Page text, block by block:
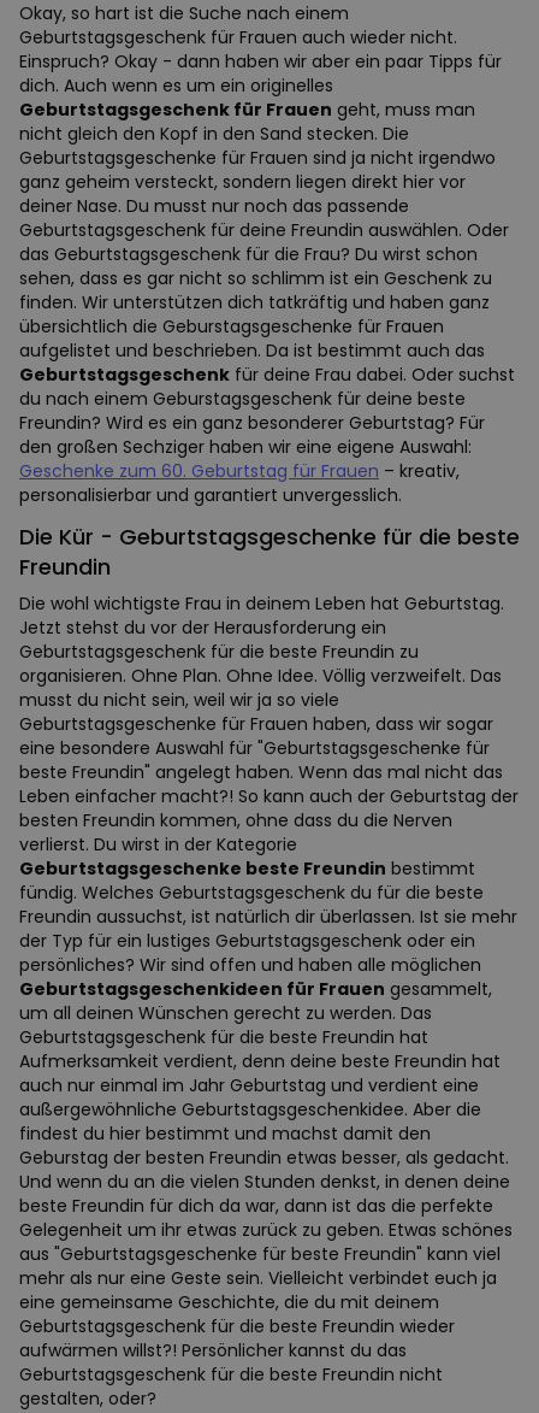
Okay, so hart ist die Suche nach einem
Geburtstagsgeschenk für Frauen auch wieder nicht.
Einspruch? Okay - dann haben wir aber ein paar Tipps für
dich. Auch wenn es um ein originelles
Geburtstagsgeschenk für Frauen geht, muss man
nicht gleich den Kopf in den Sand stecken. Die
Geburtstagsgeschenke für Frauen sind ja nicht irgendwo
ganz geheim versteckt, sondern liegen direkt hier vor
deiner Nase. Du musst nur noch das passende
Geburtstagsgeschenk für deine Freundin auswählen. Oder
das Geburtstagsgeschenk für die Frau? Du wirst schon
sehen, dass es gar nicht so schlimm ist ein Geschenk zu
finden. Wir unterstützen dich tatkräftig und haben ganz
übersichtlich die Geburstagsgeschenke für Frauen
aufgelistet und beschrieben. Da ist bestimmt auch das
Geburtstagsgeschenk für deine Frau dabei. Oder suchst
du nach einem Geburstagsgeschenk für deine beste
Freundin? Wird es ein ganz besonderer Geburtstag? Für
den großen Sechziger haben wir eine eigene Auswahl:
Geschenke zum 60. Geburtstag für Frauen – kreativ,
personalisierbar und garantiert unvergesslich.
Die Kür - Geburtstagsgeschenke für die beste
Freundin
Die wohl wichtigste Frau in deinem Leben hat Geburtstag.
Jetzt stehst du vor der Herausforderung ein
Geburtstagsgeschenk für die beste Freundin zu
organisieren. Ohne Plan. Ohne Idee. Völlig verzweifelt. Das
musst du nicht sein, weil wir ja so viele
Geburtstagsgeschenke für Frauen haben, dass wir sogar
eine besondere Auswahl für "Geburtstagsgeschenke für
beste Freundin" angelegt haben. Wenn das mal nicht das
Leben einfacher macht?! So kann auch der Geburtstag der
besten Freundin kommen, ohne dass du die Nerven
verlierst. Du wirst in der Kategorie
Geburtstagsgeschenke beste Freundin bestimmt
fündig. Welches Geburtstagsgeschenk du für die beste
Freundin aussuchst, ist natürlich dir überlassen. Ist sie mehr
der Typ für ein lustiges Geburtstagsgeschenk oder ein
persönliches? Wir sind offen und haben alle möglichen
Geburtstagsgeschenkideen für Frauen gesammelt,
um all deinen Wünschen gerecht zu werden. Das
Geburtstagsgeschenk für die beste Freundin hat
Aufmerksamkeit verdient, denn deine beste Freundin hat
auch nur einmal im Jahr Geburtstag und verdient eine
außergewöhnliche Geburtstagsgeschenkidee. Aber die
findest du hier bestimmt und machst damit den
Geburstag der besten Freundin etwas besser, als gedacht.
Und wenn du an die vielen Stunden denkst, in denen deine
beste Freundin für dich da war, dann ist das die perfekte
Gelegenheit um ihr etwas zurück zu geben. Etwas schönes
aus "Geburtstagsgeschenke für beste Freundin" kann viel
mehr als nur eine Geste sein. Vielleicht verbindet euch ja
eine gemeinsame Geschichte, die du mit deinem
Geburtstagsgeschenk für die beste Freundin wieder
aufwärmen willst?! Persönlicher kannst du das
Geburtstagsgeschenk für die beste Freundin nicht
gestalten, oder?